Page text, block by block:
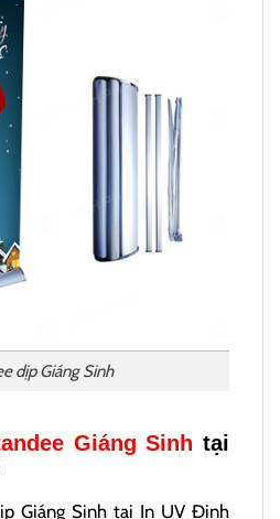
dịp Giáng Sinh
Giáng Sinh tại
Giáng Sinh tại In UV Đinh